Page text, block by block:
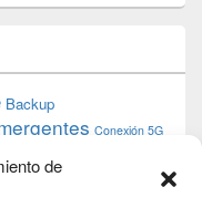
de
Backup
Conexión 5G
web
iphone